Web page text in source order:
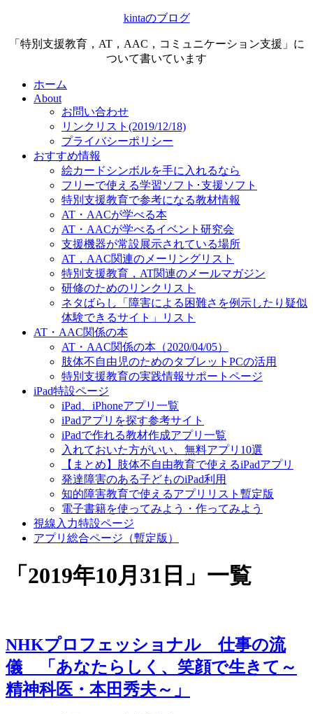
kintaのブログ
「特別支援教育，AT，AAC，コミュニケーション支援」に
ついて書いています
ホーム
About
お問い合わせ
リンクリスト(2019/12/18)
プライバシーポリシー
おすすめ情報
絵カードシンボルを手に入れるなら
フリーで使える学習ソフト･支援ソフト
特別支援教育で参考になる教材情報
AT・AACが学べる本
AT・AACが学べるイベント研究会
支援機器が常設展示されている場所
AT，AAC関連のメーリングリスト
特別支援教育，AT関連のメールマガジン
研修のためのリンクリスト
ネタばらし「障害による困難さを例示したり疑似
体験できるサイト」リスト
AT・AAC関係の本
AT・AAC関係の本（2020/04/05）
肢体不自由児のためのタブレットPCの活用
特別支援教育の実践情報サポートページ
iPad特設ページ
iPad、iPhoneアプリ一覧
iPadアプリを探す参考サイト
iPadで作れる教材作成アプリ一覧
入れておいた方がいい、無料アプリ10選
【まとめ】肢体不自由教育で使えるiPadアプリ
発達障害のある子どものiPad利用
知的障害教育で使えるアプリリスト暫定版
電子書籍を使ってみよう・作ってみよう
視線入力特設ページ
アプリ総合ページ（暫定版）
「 2019年10月31日 」 一覧
NHKプロフェッショナル 仕事の流
儀 「あなたらしく、笑顔で生きて～
精神科医・本田秀夫～」